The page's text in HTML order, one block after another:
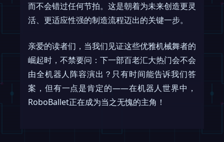
而不会错过任何节拍。这是朝着为未来创造更灵
活、更适应性强的制造流程迈出的关键一步。
亲爱的读者们，当我们见证这些优雅机械舞者的
崛起时，不禁要问：下一部百老汇大热门会不会
由全机器人阵容演出？只有时间能告诉我们答
案，但有一点是肯定的——在机器人世界中，
RoboBallet正在成为当之无愧的主角！